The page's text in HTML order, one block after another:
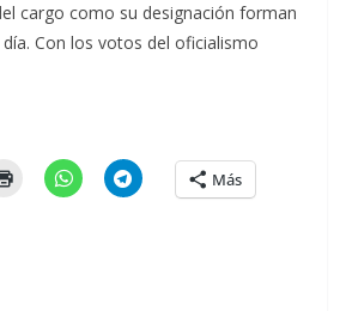
cargo como su designación forman
Con los votos del oficialismo
Más